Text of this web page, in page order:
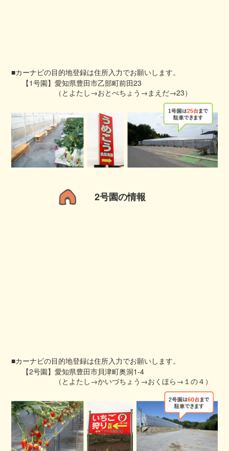
■カーナビの目的地登録は住所入力でお願いします。
【1号園】 愛知県豊田市乙部町前田23
（とよたし→おとべちょう→まえだ→23）
2号園の情報
■カーナビの目的地登録は住所入力でお願いします。
【2号園】 愛知県豊田市貝津町奥洞1-4
（とよたし→かいづちょう→おくほら→１の４）